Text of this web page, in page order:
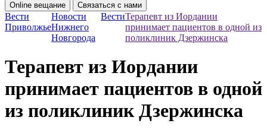
Online вещание Связаться с нами
Вести
Приволжье
Новости
Нижнего
Новгорода
ВестиТерапевт из Иордании
принимает пациентов в одной из
поликлиник Дзержинска
Терапевт из Иордании
принимает пациентов в одной
из поликлиник Дзержинска